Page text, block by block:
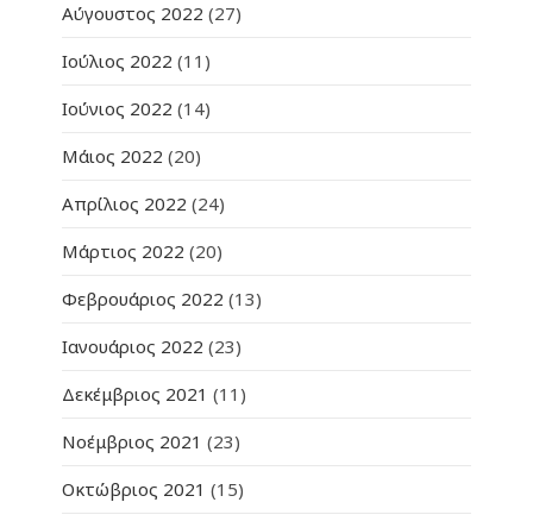
Αύγουστος 2022 (27)
Ιούλιος 2022 (11)
Ιούνιος 2022 (14)
Μάιος 2022 (20)
Απρίλιος 2022 (24)
Μάρτιος 2022 (20)
Φεβρουάριος 2022 (13)
Ιανουάριος 2022 (23)
Δεκέμβριος 2021 (11)
Νοέμβριος 2021 (23)
Οκτώβριος 2021 (15)